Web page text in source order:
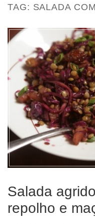
TAG: SALADA
Salada
repolho e